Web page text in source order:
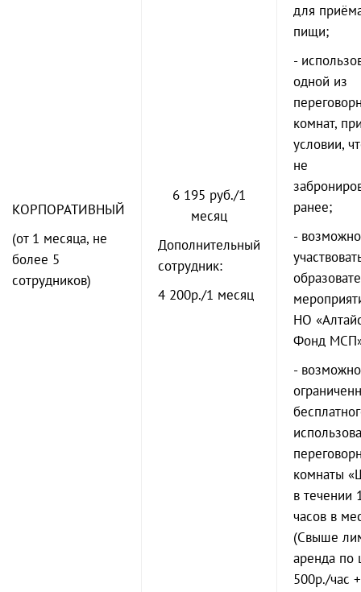
КОРПОРАТИВНЫЙ
(от 1 месяца, не
более 5
сотрудников)
6 195 руб./1
месяц
Дополнительный
сотрудник:
4 200р./1 месяц
для
пищи;
-
одной из
комнат,
условии,
не
ранее;
-
НО
Фонд
-
комнаты
в течении
часов в
(Свыше
аренда по
500р./час